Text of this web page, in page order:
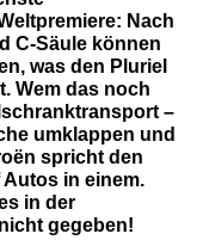
Nach
C-Säule können
was den Pluriel
Wem das noch
–
umklappen und
spricht den
Autos in einem.
in der
gegeben!